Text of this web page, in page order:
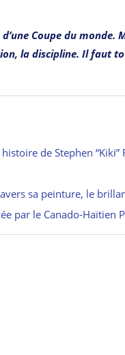
Coupe du
la discipline. Il faut
de Stephen “Kiki”
sa peinture, le
par le Canado-Haïtien